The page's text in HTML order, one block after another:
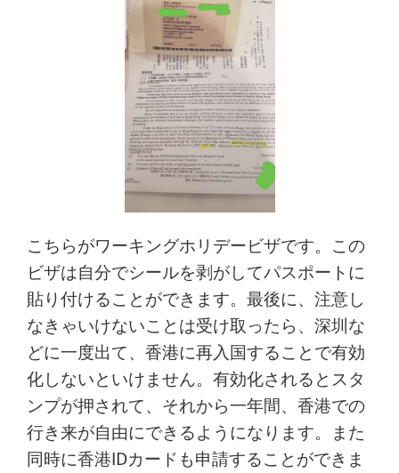
こちらがワーキングホリデービザです。この
ビザは自分でシールを剥がしてパスポートに
貼り付けることができます。最後に、注意し
なきゃいけないことは受け取ったら、深圳な
どに一度出て、香港に再入国することで有効
化しないといけません。有効化されるとスタ
ンプが押されて、それから一年間、香港での
行き来が自由にできるようになります。また
同時に香港IDカードも申請することができま